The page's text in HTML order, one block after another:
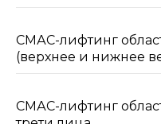
СМАС-лифтинг
(верхнее и нижнее
СМАС-лифтинг